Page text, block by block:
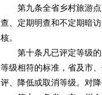
第九条全省乡村旅游点
查、定期明查和不定期暗
核。
第十条凡已评定等级的
等级相符的标准，省及市
评、降低或取消等级。对